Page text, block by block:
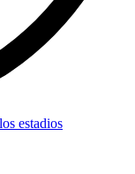
estadios